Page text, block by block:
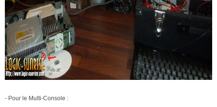
- Pour le Multi-Console :